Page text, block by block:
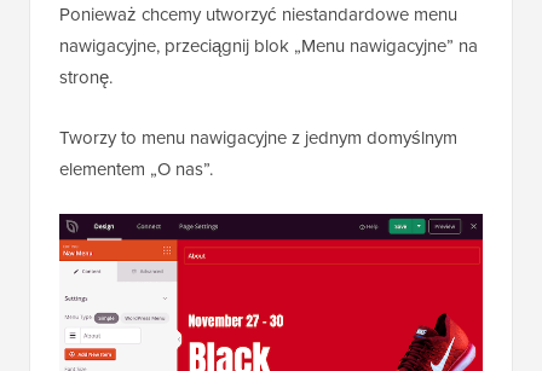
Ponieważ chcemy utworzyć niestandardowe menu
nawigacyjne, przeciągnij blok „Menu nawigacyjne” na
stronę.
Tworzy to menu nawigacyjne z jednym domyślnym
elementem „O nas”.